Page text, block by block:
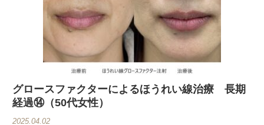
グロースファクターによるほうれい線治療 長期
経過⑭（50代女性）
2025.04.02